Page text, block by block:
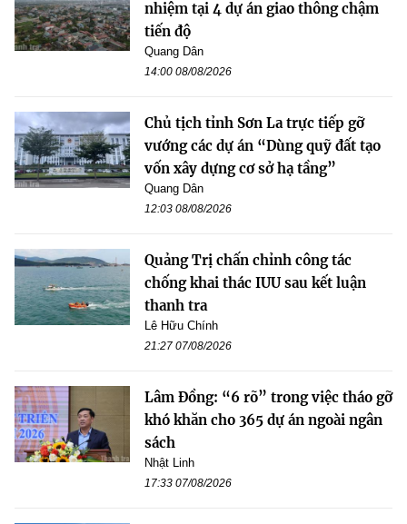
nhiệm tại 4 dự án giao thông chậm
tiến độ
Quang Dân
14:00 08/08/2026
Chủ tịch tỉnh Sơn La trực tiếp gỡ
vướng các dự án “Dùng quỹ đất tạo
vốn xây dựng cơ sở hạ tầng”
Quang Dân
12:03 08/08/2026
Quảng Trị chấn chỉnh công tác
chống khai thác IUU sau kết luận
thanh tra
Lê Hữu Chính
21:27 07/08/2026
Lâm Đồng: “6 rõ” trong việc tháo gỡ
khó khăn cho 365 dự án ngoài ngân
sách
Nhật Linh
17:33 07/08/2026